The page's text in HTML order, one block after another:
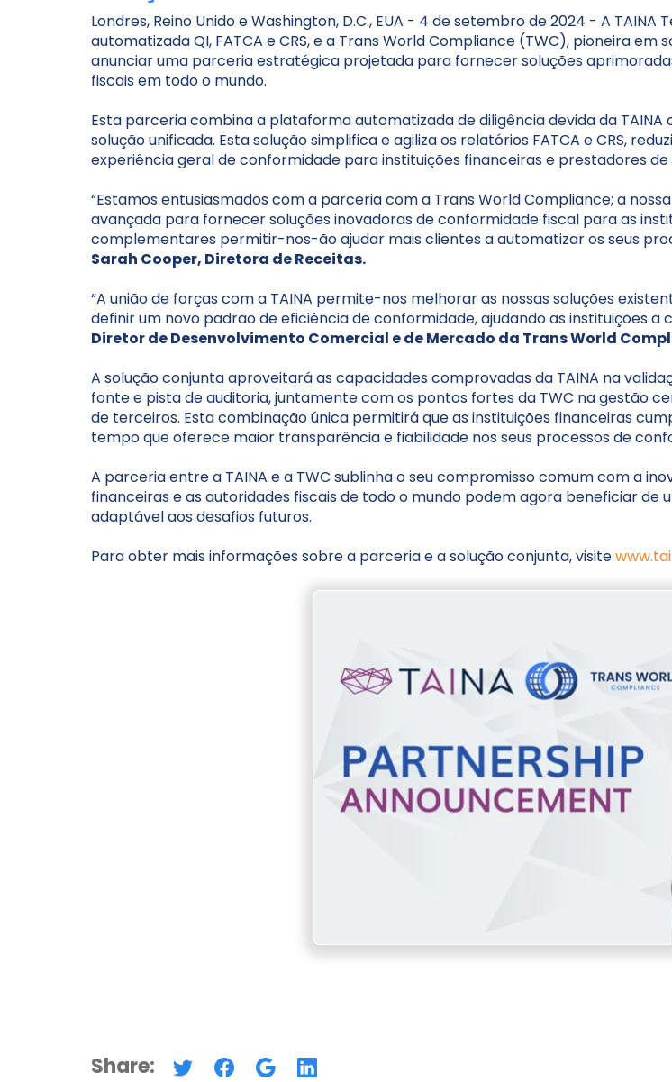
Londres, Reino Unido e Washington, D.C., EUA - 4 de setembro de 2024 - A
automatizada QI, FATCA e CRS, e a Trans World Compliance (TWC), pioneira em
anunciar uma parceria estratégica projetada para fornecer soluções
fiscais em todo o mundo.
Esta parceria combina a plataforma automatizada de diligência devida da
solução unificada. Esta solução simplifica e agiliza os relatórios FATCA e CRS,
experiência geral de conformidade para instituições financeiras e prestadores de
“Estamos entusiasmados com a parceria com a Trans World Compliance; a
avançada para fornecer soluções inovadoras de conformidade fiscal para as
complementares permitir-nos-ão ajudar mais clientes a automatizar os seus
Sarah Cooper, Diretora de Receitas.
“A união de forças com a TAINA permite-nos melhorar as nossas soluções
definir um novo padrão de eficiência de conformidade, ajudando as instituições
Diretor de Desenvolvimento Comercial e de Mercado da Trans World
A solução conjunta aproveitará as capacidades comprovadas da TAINA na
fonte e pista de auditoria, juntamente com os pontos fortes da TWC na gestão
de terceiros. Esta combinação única permitirá que as instituições financeiras
tempo que oferece maior transparência e fiabilidade nos seus processos de
A parceria entre a TAINA e a TWC sublinha o seu compromisso comum com a
financeiras e as autoridades fiscais de todo o mundo podem agora beneficiar de
adaptável aos desafios futuros.
Para obter mais informações sobre a parceria e a solução conjunta, visite
Share: